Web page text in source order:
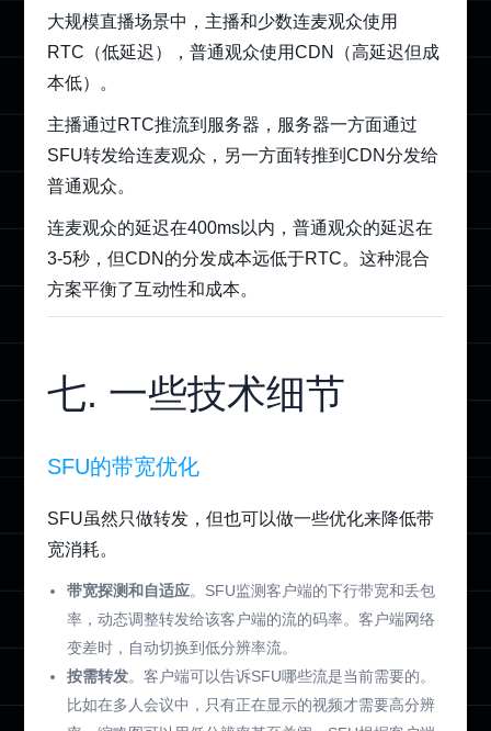
大规模直播场景中，主播和少数连麦观众使用
RTC（低延迟），普通观众使用CDN（高延迟但成
本低）。
主播通过RTC推流到服务器，服务器一方面通过
SFU转发给连麦观众，另一方面转推到CDN分发给
普通观众。
连麦观众的延迟在400ms以内，普通观众的延迟在
3-5秒，但CDN的分发成本远低于RTC。这种混合
方案平衡了互动性和成本。
七. 一些技术细节
SFU的带宽优化
SFU虽然只做转发，但也可以做一些优化来降低带
宽消耗。
带宽探测和自适应。SFU监测客户端的下行带宽和丢包
率，动态调整转发给该客户端的流的码率。客户端网络
变差时，自动切换到低分辨率流。
按需转发。客户端可以告诉SFU哪些流是当前需要的。
比如在多人会议中，只有正在显示的视频才需要高分辨